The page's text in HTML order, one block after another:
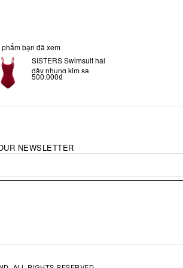
phẩm bạn đã xem
SISTERS Swimsuit hai
dây nhung kim sa
Bridgette
500.000₫
NEWSLETTER